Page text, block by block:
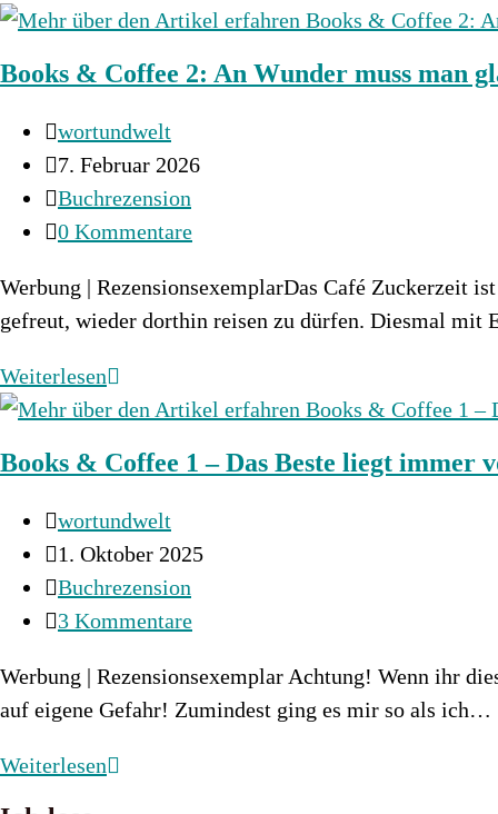
Books & Coffee 2: An Wunder muss man
Beitrags-
Autor:
wortundwelt
Beitrag
veröffentlicht:
7. Februar 2026
Beitrags-
Kategorie:
Buchrezension
Beitrags-
0 Kommentare
Werbung | RezensionsexemplarDas Café Zuckerzeit
gefreut, wieder dorthin reisen zu dürfen. Diesmal
WeiterlesenBooks
&
2:
An
Wunder
Books & Coffee 1 – Das Beste liegt immer
Beitrags-
Autor:
wortundwelt
Beitrag
veröffentlicht:
1. Oktober 2025
Beitrags-
Kategorie:
Buchrezension
Beitrags-
3 Kommentare
Werbung | Rezensionsexemplar Achtung! Wenn ihr
auf eigene Gefahr! Zumindest ging es mir so als ich…
WeiterlesenBooks